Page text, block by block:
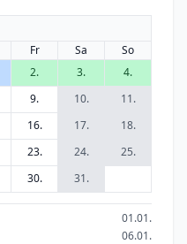
Fr Sa
So
2. 3.
4.
9. 10.
11.
16. 17.
18.
23. 24.
25.
30. 31.
01.01.
06.01.